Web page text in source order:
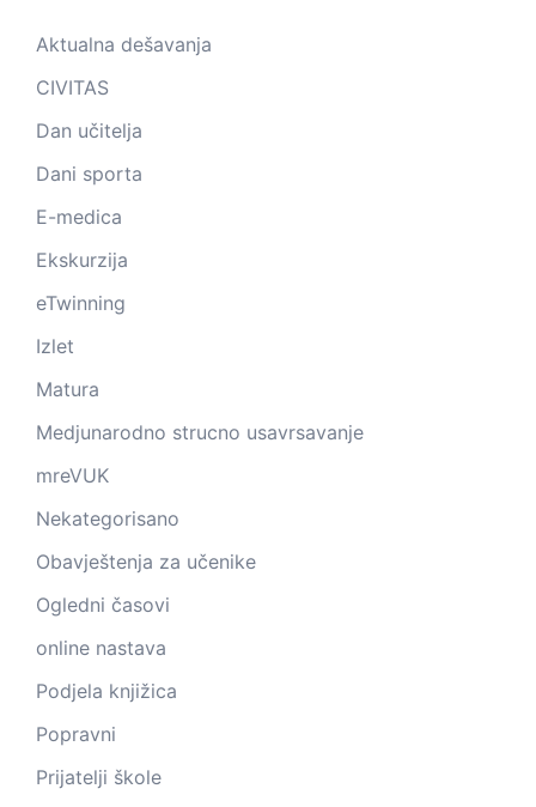
Aktualna dešavanja
CIVITAS
Dan učitelja
Dani sporta
E-medica
Ekskurzija
eTwinning
Izlet
Matura
Medjunarodno strucno usavrsavanje
mreVUK
Nekategorisano
Obavještenja za učenike
Ogledni časovi
online nastava
Podjela knjižica
Popravni
Prijatelji škole